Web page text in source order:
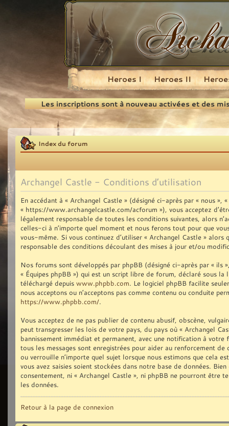
Recherche
Heroes I Heroes II
Les inscriptions sont à nouveau activées et des
Index du forum
Archangel Castle - Conditions d’utilisation
En accédant à « Archangel Castle » (désigné ci-après par « nous »,
« https://www.archangelcastle.com/acforum »), vous acceptez
légalement responsable de toutes les conditions suivantes, alors
celles-ci à n’importe quel moment et nous ferons tout pour que
vous-même. Si vous continuez d’utiliser « Archangel Castle »
responsable des conditions découlant des mises à jour et/ou
Nos forums sont développés par phpBB (désigné ci-après par « ils
« Équipes phpBB ») qui est un script libre de forum, déclaré sous la
téléchargé depuis www.phpbb.com. Le logiciel phpBB facilite
nous acceptons ou n’acceptons pas comme contenu ou conduite
https://www.phpbb.com/.
Vous acceptez de ne pas publier de contenu abusif, obscène,
peut transgresser les lois de votre pays, du pays où « Archangel
bannissement immédiat et permanent, avec une notification à votre
tous les messages sont enregistrées pour aider au renforcement
ou verrouille n’importe quel sujet lorsque nous estimons que cela
vous avez saisies soient stockées dans notre base de données.
consentement, ni « Archangel Castle », ni phpBB ne pourront être
les données.
Retour à la page de connexion